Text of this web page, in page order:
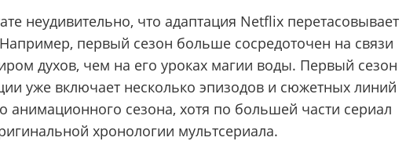
неудивительно, что адаптация Netflix перетасовывает
первый сезон больше сосредоточен на связи
духов, чем на его уроках магии воды. Первый сезон
уже включает несколько эпизодов и сюжетных линий
анимационного сезона, хотя по большей части сериал
хронологии мультсериала.